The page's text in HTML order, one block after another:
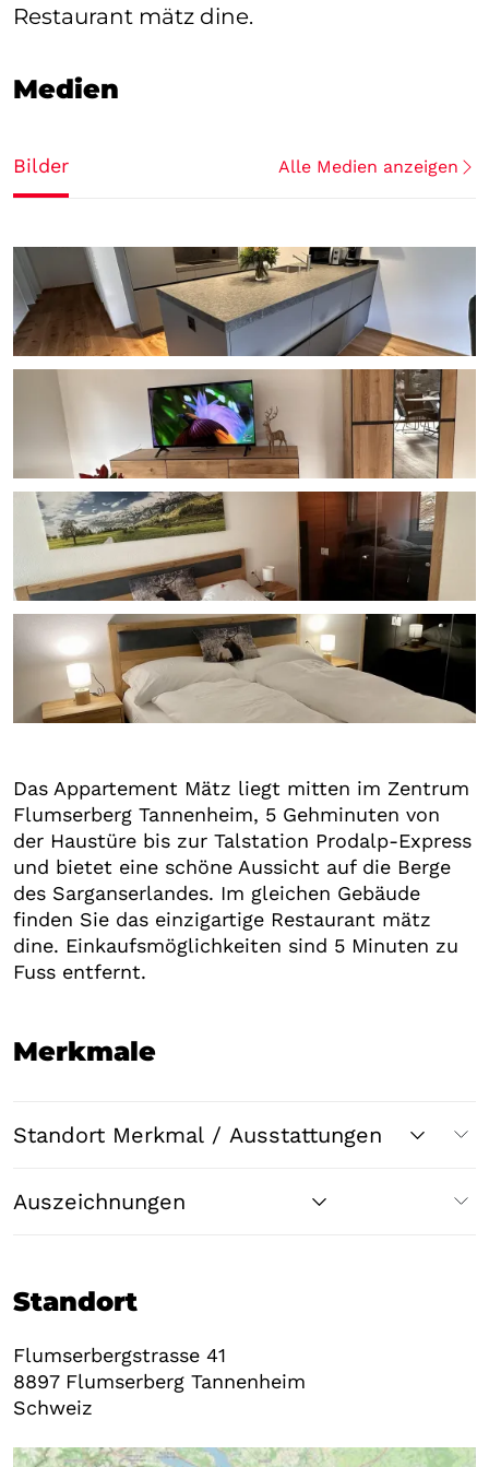
Restaurant mätz dine.
Medien
Bilder Alle Medien anzeigen
Das Appartement Mätz liegt mitten im Zentrum
Flumserberg Tannenheim, 5 Gehminuten von
der Haustüre bis zur Talstation Prodalp-Express
und bietet eine schöne Aussicht auf die Berge
des Sarganserlandes. Im gleichen Gebäude
finden Sie das einzigartige Restaurant mätz
dine. Einkaufsmöglichkeiten sind 5 Minuten zu
Fuss entfernt.
Merkmale
Standort Merkmal / Ausstattungen
Auszeichnungen
Standort
Flumserbergstrasse 41
8897 Flumserberg Tannenheim
Schweiz